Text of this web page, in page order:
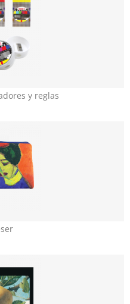
y reglas